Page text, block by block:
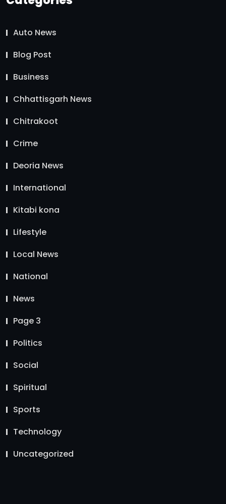
Auto News
Blog Post
Business
Chhattisgarh News
Chitrakoot
Crime
Deoria News
International
Kitabi kona
Lifestyle
Local News
National
News
Page 3
Politics
Social
Spiritual
Sports
Technology
Uncategorized